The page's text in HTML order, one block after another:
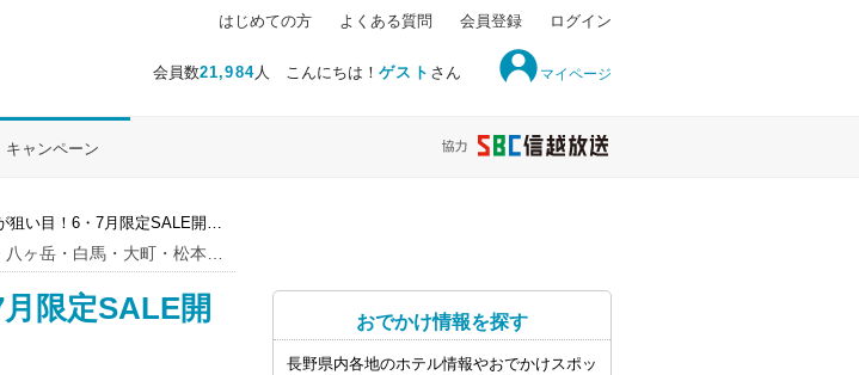
会員数21,984人 こんにちは！ゲスト さん マイページ
はじめての方 よくある質問 会員登録 ログイン
キャンペーン
【最大40％OFF】今が狙い目！6・7月限定SALE開催中｜2026年7月17日（金）まで
おでかけ情報を探す
長野県内各地のホテル情報やおでかけスポッ
限定SALE開